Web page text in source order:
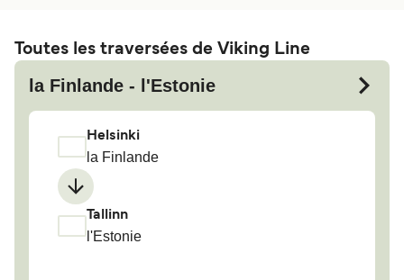
Toutes les traversées de Viking Line
la Finlande - l'Estonie
Helsinki
la Finlande
Tallinn
l'Estonie